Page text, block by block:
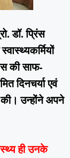
डॉ. प्रिंस
की साफ-
दिनचर्या एवं
उन्होंने अपने
ही उनके